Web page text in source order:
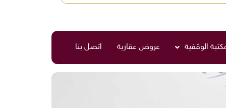
الوقفية عروض عقارية اتصل بنا